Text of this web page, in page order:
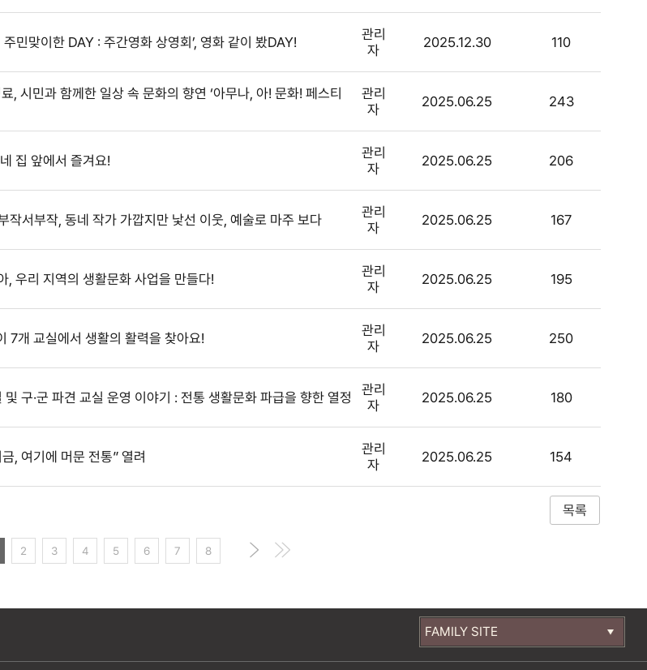
민맞이한 DAY : 주간영화 상영회’, 영화 같이 봤DAY!
관리
자
2025.12.30 110
시민과 함께한 일상 속 문화의 향연 ‘아무나, 아! 문화! 페스티
관리
자
2025.06.25 243
집 앞에서 즐겨요!
관리
자
2025.06.25 206
서부작, 동네 작가 가깝지만 낯선 이웃, 예술로 마주 보다
관리
자
2025.06.25 167
우리 지역의 생활문화 사업을 만들다!
관리
자
2025.06.25 195
7개 교실에서 생활의 활력을 찾아요!
관리
자
2025.06.25 250
구·군 파견 교실 운영 이야기 : 전통 생활문화 파급을 향한 열정
관리
자
2025.06.25 180
, 여기에 머문 전통” 열려
관리
자
2025.06.25 154
2 3 4 5 6 7 8
FAMILY SITE